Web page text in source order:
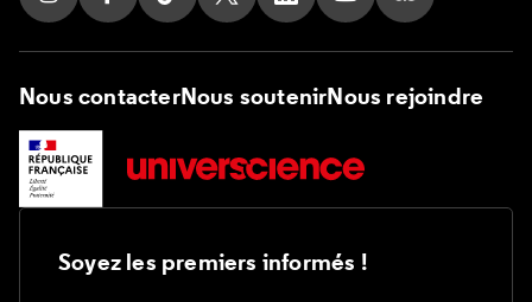
Suivez nous sur Instagram
Suivez nous sur Facebook
Suivez nous sur Tik Tok
Suivez nous sur X
Suivez nous sur LinkedIn
Suivez nous sur
Suivez nous
Nous contacterNous soutenirNous rejoindre
Soyez les premiers informés !